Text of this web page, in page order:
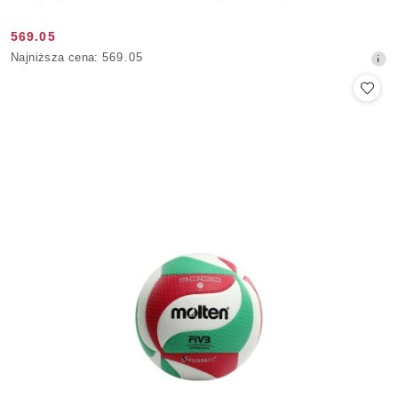
Cena
promocyjna:
569.05
Najniższa
Najniższa cena: 569.05